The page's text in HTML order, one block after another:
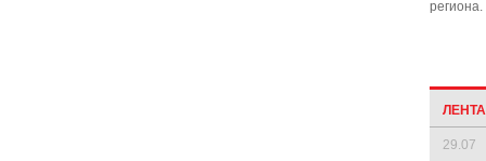
региона.
29.07